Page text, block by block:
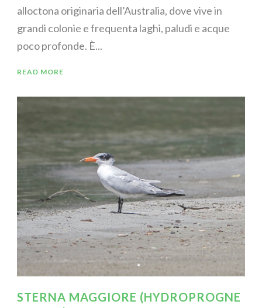
alloctona originaria dell’Australia, dove vive in
grandi colonie e frequenta laghi, paludi e acque
poco profonde. È...
READ MORE
STERNA MAGGIORE (HYDROPROGNE